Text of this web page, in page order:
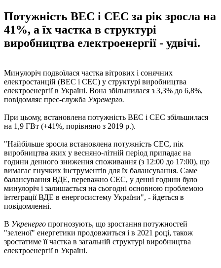
Потужність ВЕС і СЕС за рік зросла на
41%, а їх частка в структурі
виробництва електроенергії - удвічі.
Минулоріч подвоїлася частка вітрових і сонячних
електростанцій (ВЕС і СЕС) у структурі виробництва
електроенергії в Україні. Вона збільшилася з 3,3% до 6,8%,
повідомляє прес-служба Укренерго.
При цьому, встановлена ​​потужність ВЕС і СЕС збільшилася
на 1,9 ГВт (+41%, порівняно з 2019 р.).
"Найбільше зросла встановлена ​​потужність СЕС, пік
виробництва яких у весняно-літній період припадає на
години денного зниження споживання (з 12:00 до 17:00), що
вимагає гнучких інструментів для їх балансування. Саме
балансування ВДЕ, переважно СЕС, у денні години було
минулоріч і залишається на сьогодні основною проблемою
інтеграції ВДЕ в енергосистему України", - йдеться в
повідомленні.
В Укренерго прогнозують, що зростання потужностей
"зеленої" енергетики продовжиться і в 2021 році, також
зростатиме її частка в загальній структурі виробництва
електроенергії в Україні.